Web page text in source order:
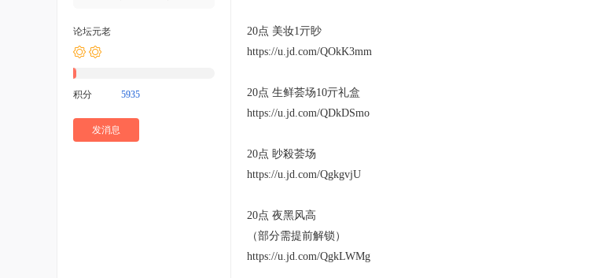
论坛元老
积分 5935
发消息
20点 美妆1亓眇
https://u.jd.com/QOkK3mm
20点 生鲜荟场10亓礼盒
https://u.jd.com/QDkDSmo
20点 眇殺荟场
https://u.jd.com/QgkgvjU
20点 夜黑风高
（部分需提前解锁）
https://u.jd.com/QgkLWMg